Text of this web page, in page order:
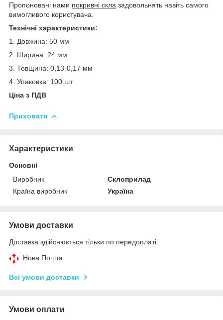
Пропоновані нами покривні скла задовольнять навіть самого
вимогливого користувача.
Технічні характеристики:
1. Довжина: 50 мм
2. Ширина: 24 мм
3. Товщина: 0,13-0,17 мм
4. Упаковка: 100 шт
Ціна з ПДВ
Приховати
Характеристики
Основні
Виробник
Склоприлад
Країна виробник
Україна
Умови доставки
Доставка здійснюється тільки по передоплаті.
Нова Пошта
Всі умови доставки
Умови оплати